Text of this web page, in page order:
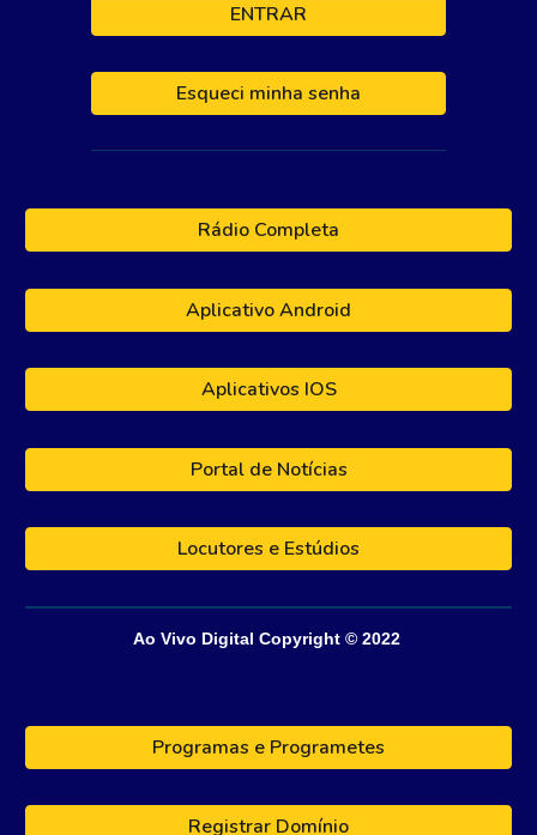
ENTRAR
Esqueci minha senha
Rádio Completa
Aplicativo Android
Aplicativos IOS
Portal de Notícias
Locutores e Estúdios
Ao Vivo Digital Copyright © 2022
Programas e Programetes
Registrar Domínio